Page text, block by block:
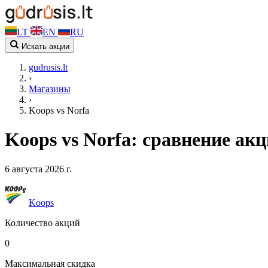
LT EN RU
Искать акции
gudrusis.lt
›
Магазины
›
Koops vs Norfa
Koops vs Norfa: сравнение
6 августа 2026 г.
Koops
Количество акций
0
Максимальная скидка